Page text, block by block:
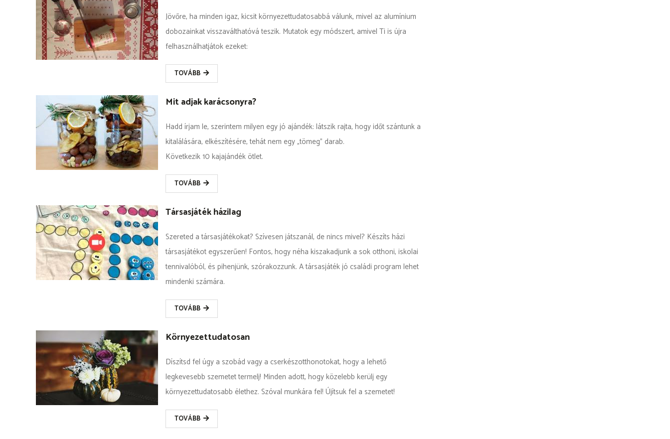
Jövőre, ha minden igaz, kicsit környezettudatosabbá válunk, mivel az alumínium
dobozainkat visszaválthatóvá teszik. Mutatok egy módszert, amivel Ti is újra
felhasználhatjátok ezeket:
TOVÁBB
Mit adjak karácsonyra?
Hadd írjam le, szerintem milyen egy jó ajándék: látszik rajta, hogy időt szántunk a
kitalálására, elkészítésére, tehát nem egy „tömeg" darab.
Következik 10 kajajándék ötlet.
TOVÁBB
Társasjáték házilag
Szereted a társasjátékokat? Szívesen játszanál, de nincs mivel? Készíts házi
társasjátékot egyszerűen! Fontos, hogy néha kiszakadjunk a sok otthoni, iskolai
tennivalóból, és pihenjünk, szórakozzunk. A társasjáték jó családi program lehet
mindenki számára.
TOVÁBB
Környezettudatosan
Díszítsd fel úgy a szobád vagy a cserkészotthonotokat, hogy a lehető
legkevesebb szemetet termelj! Minden adott, hogy közelebb kerülj egy
környezettudatosabb élethez. Szóval munkára fel! Újítsuk fel a szemetet!
TOVÁBB